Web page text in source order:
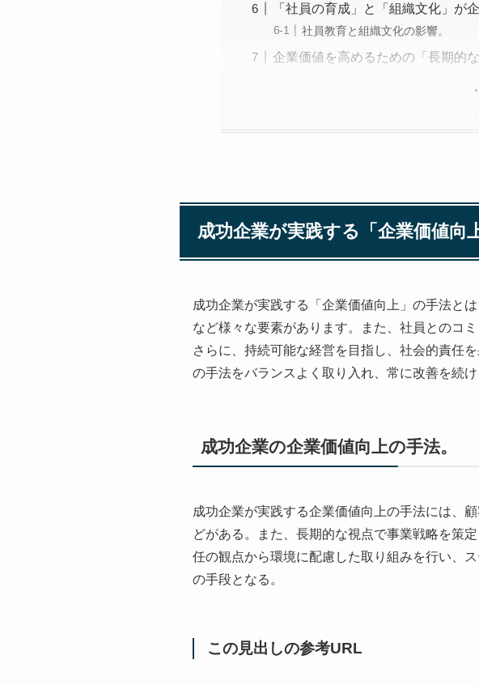
「社員の育成」と「組織文化」が
社員教育と組織文化の影響。
企業価値を高めるための「長期的
成功企業が実践する「企業価値向
成功企業が実践する「企業価値向上」の手法と
など様々な要素があります。また、社員とのコ
さらに、持続可能な経営を目指し、社会的責任
の手法をバランスよく取り入れ、常に改善を続
成功企業の企業価値向上の手法。
成功企業が実践する企業価値向上の手法には、
どがある。また、長期的な視点で事業戦略を策
任の観点から環境に配慮した取り組みを行い、
の手段となる。
この見出しの参考URL